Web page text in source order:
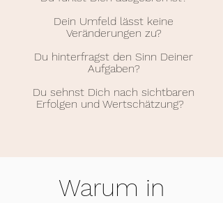
Dein Umfeld lässt keine
Veränderungen zu?
Du hinterfragst den Sinn Deiner
Aufgaben?
Du sehnst Dich nach sichtbaren
Erfolgen und Wertschätzung?
Warum in